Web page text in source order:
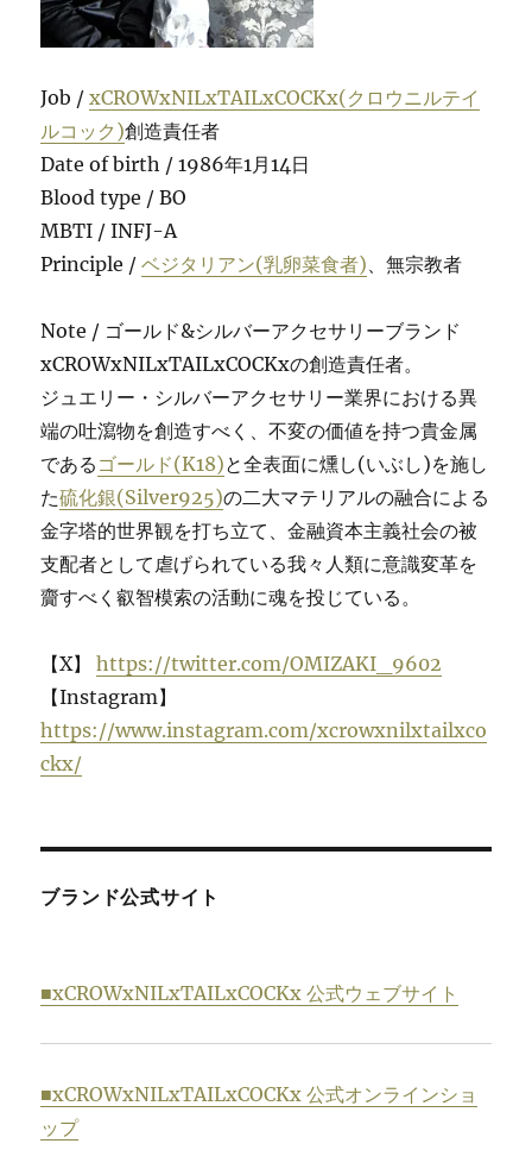
Job /xCROWxNILxTAILxCOCKx(クロウニルテイ
ルコック)創造責任者
Date of birth / 1986年1月14日
Blood type / BO
MBTI / INFJ-A
Principle /ベジタリアン(乳卵菜食者) 、無宗教者
Note / ゴールド&シルバーアクセサリーブランド
xCROWxNILxTAILxCOCKxの創造責任者。
ジュエリー・シルバーアクセサリー業界における異
端の吐瀉物を創造すべく、不変の価値を持つ貴金属
である ゴールド(K18)と全表面に燻し(いぶし)を施し
た硫化銀(Silver925)の二大マテリアルの融合による
金字塔的世界観を打ち立て、金融資本主義社会の被
支配者として虐げられている我々人類に意識変革を
齎すべく叡智模索の活動に魂を投じている。
【X】https://twitter.com/OMIZAKI_9602
【Instagram】
https://www.instagram.com/xcrowxnilxtailxco
ckx/
ブランド公式サイト
■xCROWxNILxTAILxCOCKx 公式ウェブサイト
■xCROWxNILxTAILxCOCKx 公式オンラインショ
ップ